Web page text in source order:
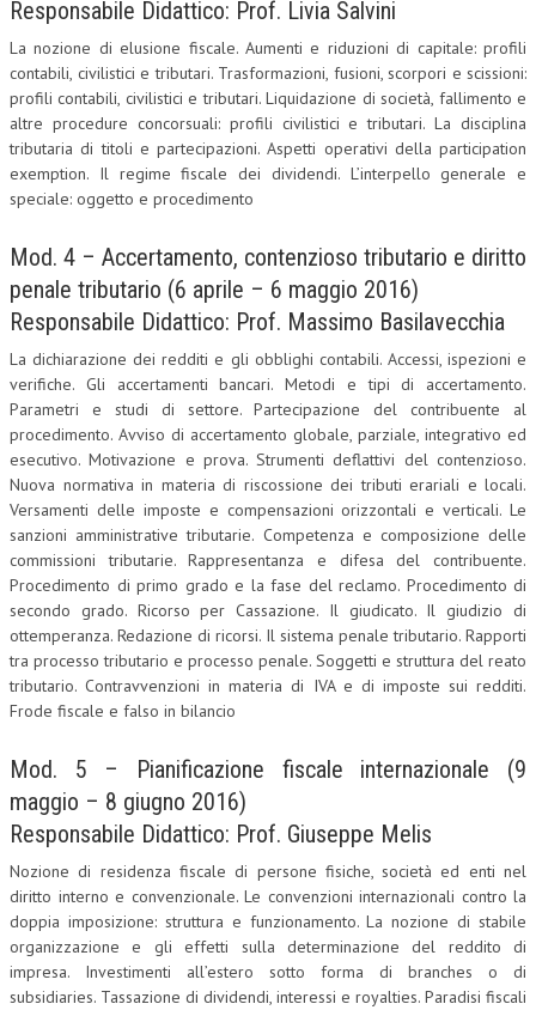
Responsabile Didattico: Prof. Livia Salvini
La nozione di elusione fiscale. Aumenti e riduzioni di capitale: profili
contabili, civilistici e tributari. Trasformazioni, fusioni, scorpori e scissioni:
profili contabili, civilistici e tributari. Liquidazione di società, fallimento e
altre procedure concorsuali: profili civilistici e tributari. La disciplina
tributaria di titoli e partecipazioni. Aspetti operativi della participation
exemption. Il regime fiscale dei dividendi. L’interpello generale e
speciale: oggetto e procedimento
Mod. 4 – Accertamento, contenzioso tributario e diritto
penale tributario (6 aprile – 6 maggio 2016)
Responsabile Didattico: Prof. Massimo Basilavecchia
La dichiarazione dei redditi e gli obblighi contabili. Accessi, ispezioni e
verifiche. Gli accertamenti bancari. Metodi e tipi di accertamento.
Parametri e studi di settore. Partecipazione del contribuente al
procedimento. Avviso di accertamento globale, parziale, integrativo ed
esecutivo. Motivazione e prova. Strumenti deflattivi del contenzioso.
Nuova normativa in materia di riscossione dei tributi erariali e locali.
Versamenti delle imposte e compensazioni orizzontali e verticali. Le
sanzioni amministrative tributarie. Competenza e composizione delle
commissioni tributarie. Rappresentanza e difesa del contribuente.
Procedimento di primo grado e la fase del reclamo. Procedimento di
secondo grado. Ricorso per Cassazione. Il giudicato. Il giudizio di
ottemperanza. Redazione di ricorsi. Il sistema penale tributario. Rapporti
tra processo tributario e processo penale. Soggetti e struttura del reato
tributario. Contravvenzioni in materia di IVA e di imposte sui redditi.
Frode fiscale e falso in bilancio
Mod. 5 – Pianificazione fiscale internazionale (9
maggio – 8 giugno 2016)
Responsabile Didattico: Prof. Giuseppe Melis
Nozione di residenza fiscale di persone fisiche, società ed enti nel
diritto interno e convenzionale. Le convenzioni internazionali contro la
doppia imposizione: struttura e funzionamento. La nozione di stabile
organizzazione e gli effetti sulla determinazione del reddito di
impresa. Investimenti all’estero sotto forma di branches o di
subsidiaries. Tassazione di dividendi, interessi e royalties. Paradisi fiscali